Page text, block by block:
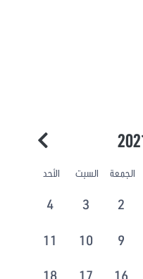
الجمعة السبت الأحد
2
3
4
9
10
11
16
17
18